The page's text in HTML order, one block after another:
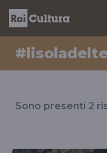
ilSono presenti 2